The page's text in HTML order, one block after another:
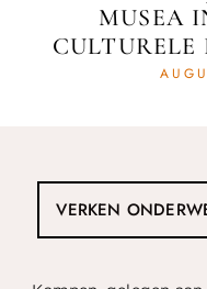
MUSEA
CULTURELE
VERKEN